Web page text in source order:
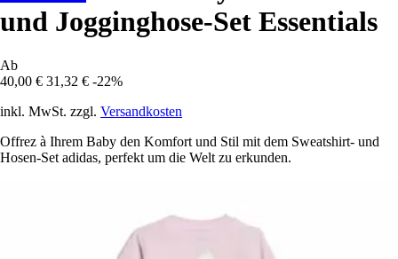
und Jogginghose-Set Essentials
Ab
40,00 € 31,32 € -22%
inkl. MwSt. zzgl. Versandkosten
Offrez à Ihrem Baby den Komfort und Stil mit dem Sweatshirt- und
Hosen-Set adidas, perfekt um die Welt zu erkunden.